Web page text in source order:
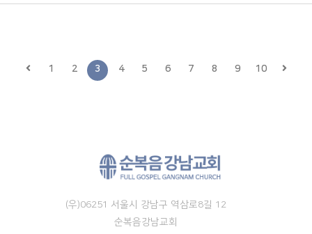
1 2 3 4 5 6 7 8 9 10
(우)06251 서울시 강남구 역삼로8길 12
순복음강남교회